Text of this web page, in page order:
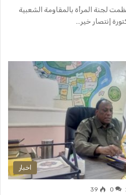
لجنة المرأة بالمقاومة الشعبية
إنتصار خير…
اخبار
0
39